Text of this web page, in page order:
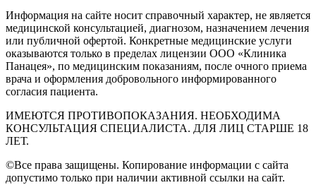
Информация на сайте носит справочный характер, не является
медицинской консультацией, диагнозом, назначением лечения
или публичной офертой. Конкретные медицинские услуги
оказываются только в пределах лицензии ООО «Клиника
Панацея», по медицинским показаниям, после очного приема
врача и оформления добровольного информированного
согласия пациента.
ИМЕЮТСЯ ПРОТИВОПОКАЗАНИЯ. НЕОБХОДИМА
КОНСУЛЬТАЦИЯ СПЕЦИАЛИСТА. ДЛЯ ЛИЦ СТАРШЕ 18
ЛЕТ.
©Все права защищены. Копирование информации с сайта
допустимо только при наличии активной ссылки на сайт.